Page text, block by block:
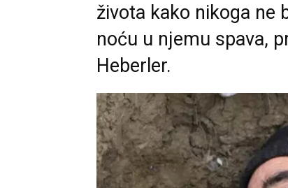
života kako nikoga ne
noću u njemu spava,
Heberler.